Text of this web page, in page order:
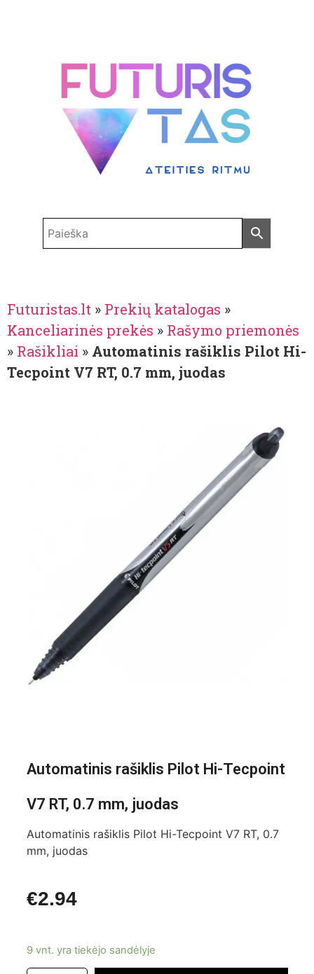
Futuristas.lt » Prekių katalogas »
Kanceliarinės prekės » Rašymo priemonės
» Rašikliai » Automatinis rašiklis Pilot Hi-
Tecpoint V7 RT, 0.7 mm, juodas
Automatinis rašiklis Pilot Hi-Tecpoint
V7 RT, 0.7 mm, juodas
Automatinis rašiklis Pilot Hi-Tecpoint V7 RT, 0.7
mm, juodas
€2.94
9 vnt. yra tiekėjo sandėlyje